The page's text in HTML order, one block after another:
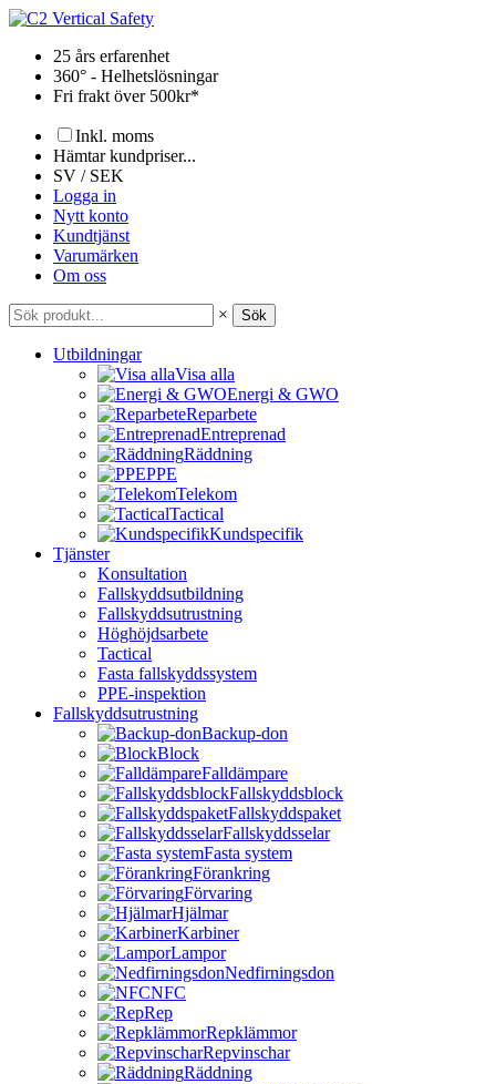
Hoppa
innehåll25 års erfarenhet
360° - Helhetslösningar
Fri frakt över 500kr*
Inkl. moms
Hämtar kundpriser...
SV / SEK
Logga in
Nytt konto
Kundtjänst
Varumärken
Om oss
× Sök
Utbildningar
Visa alla
Energi & GWO
Reparbete
Entreprenad
Räddning
PPE
Telekom
Tactical
Kundspecifik
Tjänster
Konsultation
Fallskyddsutbildning
Fallskyddsutrustning
Höghöjdsarbete
Tactical
Fasta fallskyddssystem
PPE-inspektion
Fallskyddsutrustning
Backup-don
Block
Falldämpare
Fallskyddsblock
Fallskyddspaket
Fallskyddsselar
Fasta system
Förankring
Förvaring
Hjälmar
Karbiner
Lampor
Nedfirningsdon
NFC
Rep
Repklämmor
Repvinschar
Räddning